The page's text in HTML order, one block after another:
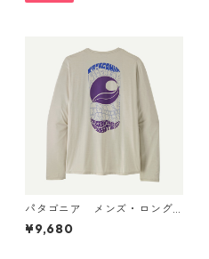
パタゴニア メンズ・ロング
スリーブ・キャプリーン・ク
ール・デイリー・シャツ（パ
¥9,680